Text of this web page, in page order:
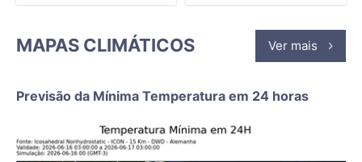
MAPAS CLIMÁTICOS Ver mais
Previsão da Mínima Temperatura em 24 horas